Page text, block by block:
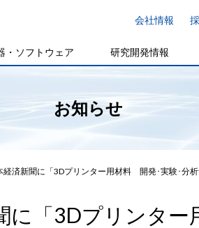
会社情報
・ソフトウェア 研究開発情報
お知らせ
経済新聞に「3Dプリンター用材料 開発･実験･分
に「3Dプリンタ